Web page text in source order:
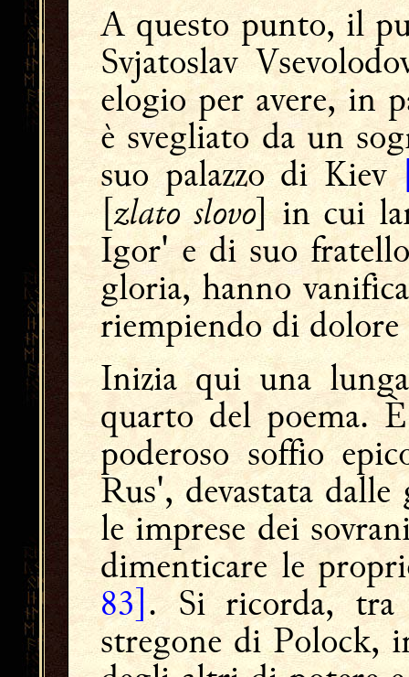
A questo punto, il
Svjatoslav
elogio per avere, in
è svegliato da un
suo palazzo di Kiev
[zlato slovo] in cui
Igor' e di suo
gloria, hanno
riempiendo di
Inizia qui una
quarto del poema.
poderoso soffio
Rus', devastata
le imprese dei
dimenticare le
83]. Si ricorda, tra
stregone di Polock,